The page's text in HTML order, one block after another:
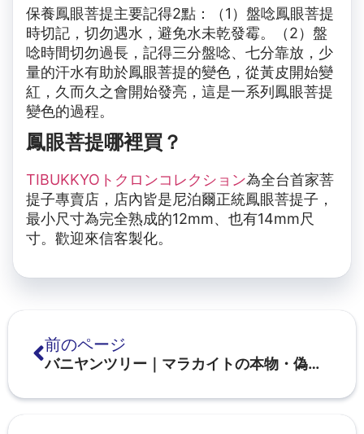
保養鳳眼菩提主要記得2點：（1）盤唸鳳眼菩提
時切記，切勿遇水，避免水未乾發霉。（2）盤
唸時間切勿過長，記得三分盤唸、七分靠放，少
量的汗水有助於鳳眼菩提的變色，從黃皮開始變
紅，久而久之會開始發亮，這是一系列鳳眼菩提
變色的過程。
鳳眼菩提哪裡買？
TIBUKKYOトクロンコレクション為全台首家菩
提子專賣店，店內皆是尼泊爾正統鳳眼菩提子，
最小尺寸為完全熟成的12mm、也有14mm尺
寸。歡迎來信客製化。
前のページ
バニヤンツリー｜マラカイトの本物・偽物の見分け方図鑑